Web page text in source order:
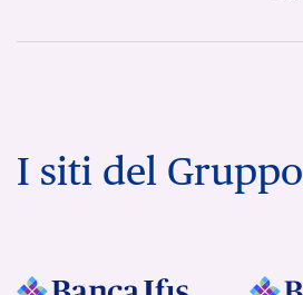
I siti del Gruppo